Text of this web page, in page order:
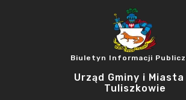
Biuletyn Informacji
Urząd Gminy i Miasta
Tuliszkowie